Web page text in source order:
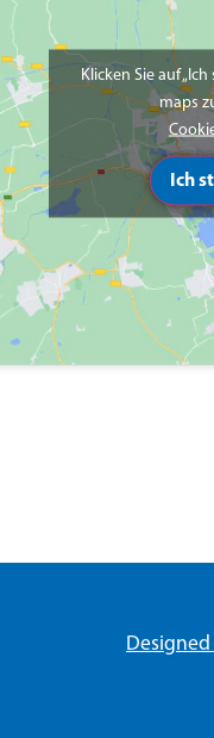
Klicken Sie auf
maps
Ich
Designed